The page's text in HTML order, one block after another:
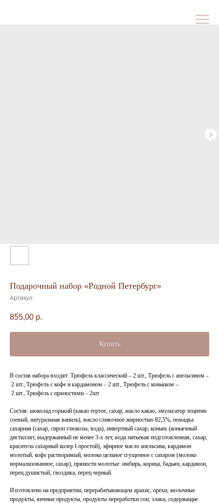
Подарочный набор «Родной Петербург»
Артикул:
855,00 р.
Купить
В состав набора входят: Трюфель классический – 2 шт., Трюфель с апельсином –
2 шт., Трюфель с кофе и кардамоном – 2 шт., Трюфель с коньяком –
2 шт., Трюфель с пряностями – 2шт.
Состав: шоколад горький (какао тертое, сахар, масло какао, эмульгатор лецитин
соевый, натуральная ваниль), масло сливочное жирностью 82,5%, помадка
сахарная (сахар, сироп глюкозы, вода), инвертный сахар, коньяк (коньячный
дистиллят, выдержанный не менее 3-х лет, вода питьевая подготовленная, сахар,
краситель сахарный колер I простой), эфирное масло апельсина, кардамон
молотый, кофе растворимый, молоко цельное сгущенное с сахаром (молоко
нормализованное, сахар), пряности молотые: имбирь, корица, бадьян, кардамон,
перец душистый, гвоздика, перец черный.
Изготовлено на предприятии, перерабатывающем арахис, орехи, молочные
продукты, яичные продукты, продукты переработки сои, злаки, содержащие